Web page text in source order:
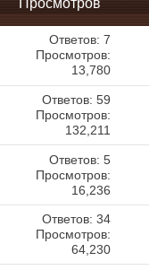
Просмотров
Ответов: 7
Просмотров:
13,780
Ответов: 59
Просмотров:
132,211
Ответов: 5
Просмотров:
16,236
Ответов: 34
Просмотров:
64,230